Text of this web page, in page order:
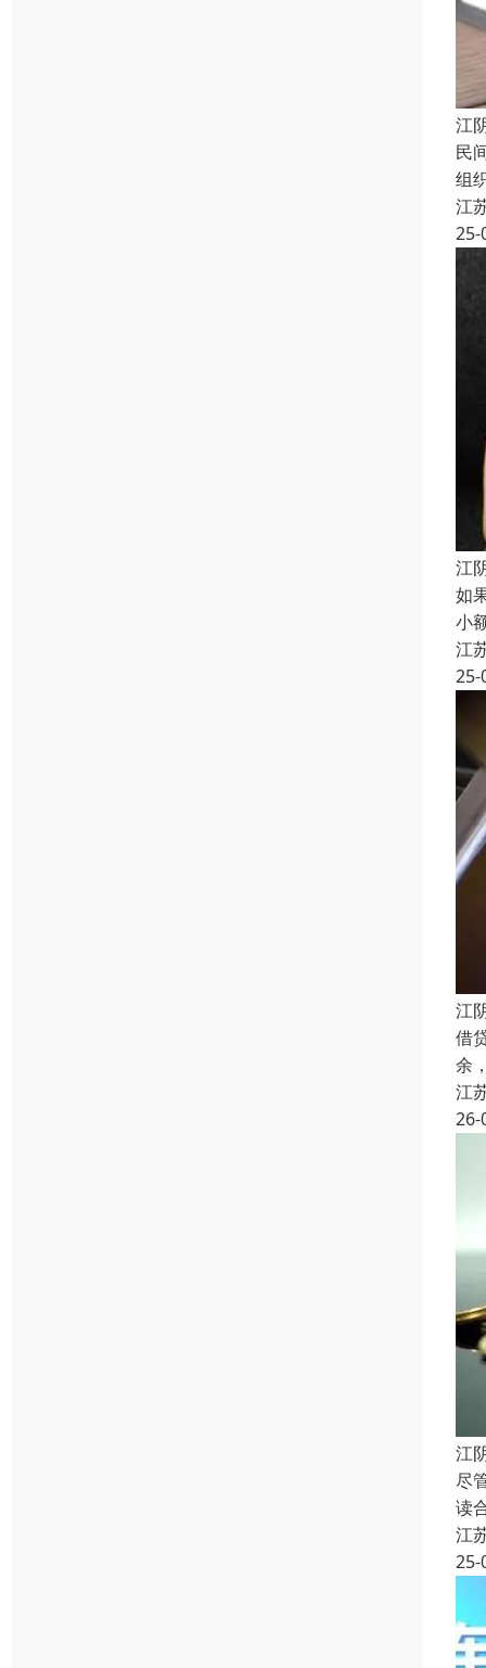
江
民
组
江
25-
江
如
小
江
25-
江
借
余
江
26-
江
尽
读
江
25-